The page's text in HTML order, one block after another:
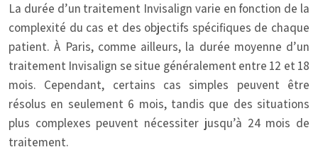
La durée d’un traitement Invisalign varie en fonction de la
complexité du cas et des objectifs spécifiques de chaque
patient. À Paris, comme ailleurs, la durée moyenne d’un
traitement Invisalign se situe généralement entre 12 et 18
mois. Cependant, certains cas simples peuvent être
résolus en seulement 6 mois, tandis que des situations
plus complexes peuvent nécessiter jusqu’à 24 mois de
traitement.